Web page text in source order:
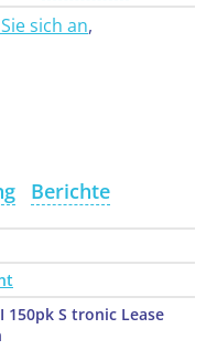
sich an,
Berichte
150pk S tronic Lease